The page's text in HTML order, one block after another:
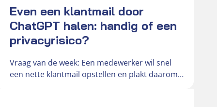
Even een klantmail door
ChatGPT halen: handig of een
privacyrisico?
Vraag van de week: Een medewerker wil snel
een nette klantmail opstellen en plakt daarom